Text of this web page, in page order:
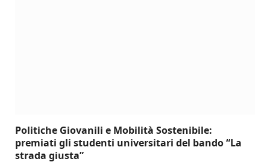
Politiche Giovanili e Mobilità Sostenibile:
premiati gli studenti universitari del bando “La
strada giusta”